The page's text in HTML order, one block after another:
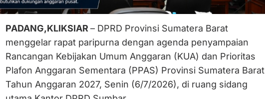
PADANG,KLIKSIAR– DPRD Provinsi Sumatera Barat
menggelar rapat paripurna dengan agenda penyampaian
Rancangan Kebijakan Umum Anggaran (KUA) dan Prioritas
Plafon Anggaran Sementara (PPAS) Provinsi Sumatera Barat
Tahun Anggaran 2027, Senin (6/7/2026), di ruang sidang